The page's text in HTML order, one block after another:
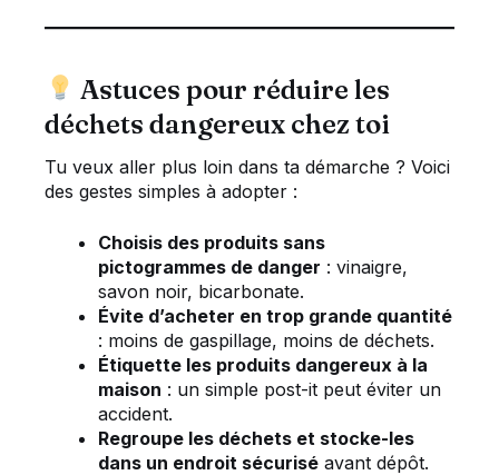
Astuces pour réduire les
déchets dangereux chez toi
Tu veux aller plus loin dans ta démarche ? Voici
des gestes simples à adopter :
Choisis des produits sans
pictogrammes de danger : vinaigre,
savon noir, bicarbonate.
Évite d’acheter en trop grande quantité
: moins de gaspillage, moins de déchets.
Étiquette les produits dangereux à la
maison : un simple post-it peut éviter un
accident.
Regroupe les déchets et stocke-les
dans un endroit sécurisé avant dépôt.